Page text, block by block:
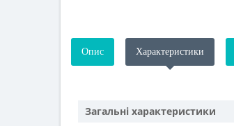
Опис Характеристики
Загальні характеристики